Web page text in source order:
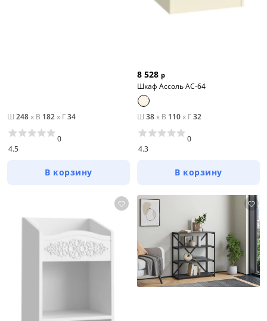
Ш 248x В 182x Г34
4.5
0
В корзину
8 528 р
Шкаф Ассоль АС-64
Ш 38x В 110x Г32
4.3
0
В корзину